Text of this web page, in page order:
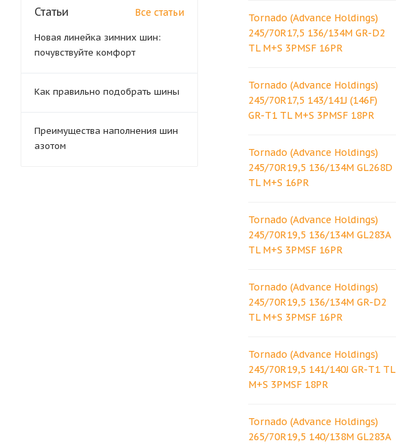
Tornado (Advance Holdings)
245/70R17,5 136/134M GR-D2
TL M+S 3PMSF 16PR
Tornado (Advance Holdings)
245/70R17,5 143/141J (146F)
GR-T1 TL M+S 3PMSF 18PR
Tornado (Advance Holdings)
245/70R19,5 136/134M GL268D
TL M+S 16PR
Tornado (Advance Holdings)
245/70R19,5 136/134M GL283A
TL M+S 3PMSF 16PR
Tornado (Advance Holdings)
245/70R19,5 136/134M GR-D2
TL M+S 3PMSF 16PR
Tornado (Advance Holdings)
245/70R19,5 141/140J GR-T1 TL
M+S 3PMSF 18PR
Tornado (Advance Holdings)
265/70R19,5 140/138M GL283A
Статьи Все статьи
Новая линейка зимних шин:
почувствуйте комфорт
Как правильно подобрать шины
Преимущества наполнения шин
азотом